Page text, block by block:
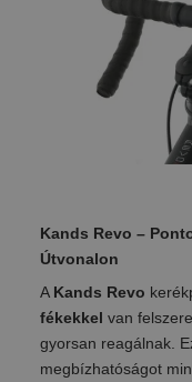
Kands Revo –
Útvonalon
A Kands Revo
fékekkel van
gyorsan reagálnak.
megbízhatóságot